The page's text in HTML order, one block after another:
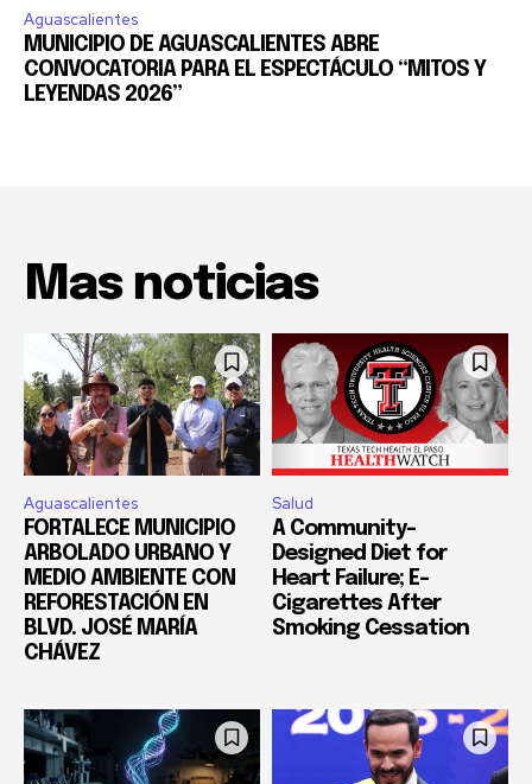
Aguascalientes
MUNICIPIO DE AGUASCALIENTES ABRE
CONVOCATORIA PARA EL ESPECTÁCULO “MITOS Y
LEYENDAS 2026”
Mas noticias
Aguascalientes
FORTALECE MUNICIPIO
ARBOLADO URBANO Y
MEDIO AMBIENTE CON
REFORESTACIÓN EN
BLVD. JOSÉ MARÍA
CHÁVEZ
Salud
A Community-
Designed Diet for
Heart Failure; E-
Cigarettes After
Smoking Cessation